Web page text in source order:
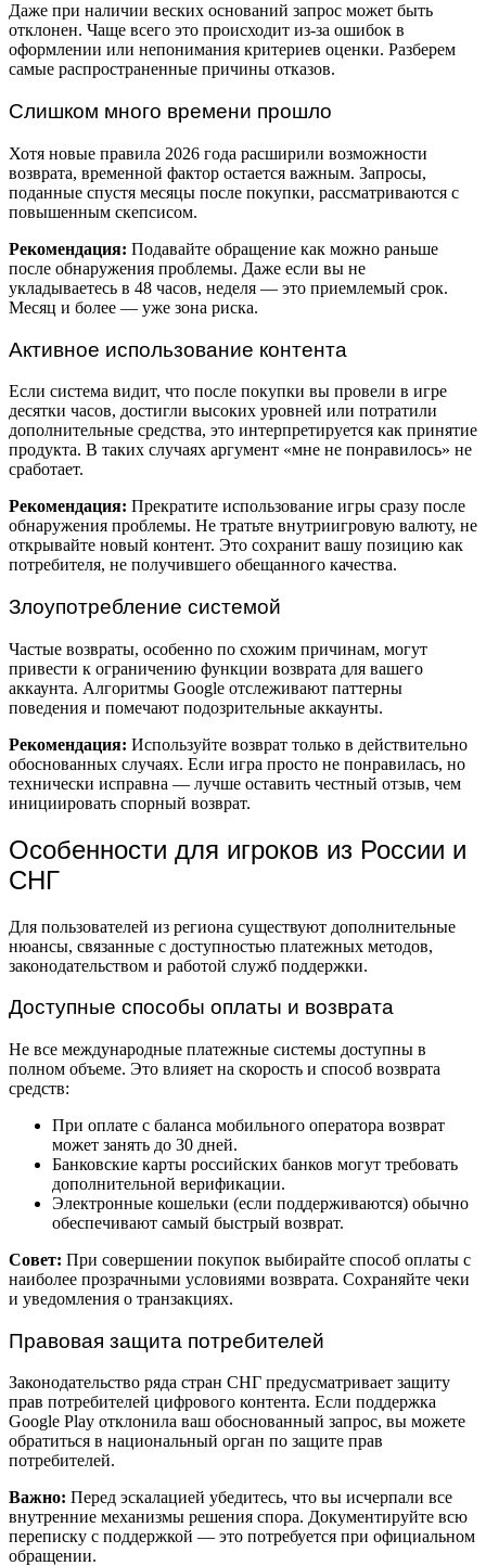
Даже при наличии веских оснований запрос может быть
отклонен. Чаще всего это происходит из-за ошибок в
оформлении или непонимания критериев оценки. Разберем
самые распространенные причины отказов.
Слишком много времени прошло
Хотя новые правила 2026 года расширили возможности
возврата, временной фактор остается важным. Запросы,
поданные спустя месяцы после покупки, рассматриваются с
повышенным скепсисом.
Рекомендация: Подавайте обращение как можно раньше
после обнаружения проблемы. Даже если вы не
укладываетесь в 48 часов, неделя — это приемлемый срок.
Месяц и более — уже зона риска.
Активное использование контента
Если система видит, что после покупки вы провели в игре
десятки часов, достигли высоких уровней или потратили
дополнительные средства, это интерпретируется как принятие
продукта. В таких случаях аргумент «мне не понравилось» не
сработает.
Рекомендация: Прекратите использование игры сразу после
обнаружения проблемы. Не тратьте внутриигровую валюту, не
открывайте новый контент. Это сохранит вашу позицию как
потребителя, не получившего обещанного качества.
Злоупотребление системой
Частые возвраты, особенно по схожим причинам, могут
привести к ограничению функции возврата для вашего
аккаунта. Алгоритмы Google отслеживают паттерны
поведения и помечают подозрительные аккаунты.
Рекомендация: Используйте возврат только в действительно
обоснованных случаях. Если игра просто не понравилась, но
технически исправна — лучше оставить честный отзыв, чем
инициировать спорный возврат.
Особенности для игроков из России и
СНГ
Для пользователей из региона существуют дополнительные
нюансы, связанные с доступностью платежных методов,
законодательством и работой служб поддержки.
Доступные способы оплаты и возврата
Не все международные платежные системы доступны в
полном объеме. Это влияет на скорость и способ возврата
средств:
При оплате с баланса мобильного оператора возврат
может занять до 30 дней.
Банковские карты российских банков могут требовать
дополнительной верификации.
Электронные кошельки (если поддерживаются) обычно
обеспечивают самый быстрый возврат.
Совет: При совершении покупок выбирайте способ оплаты с
наиболее прозрачными условиями возврата. Сохраняйте чеки
и уведомления о транзакциях.
Правовая защита потребителей
Законодательство ряда стран СНГ предусматривает защиту
прав потребителей цифрового контента. Если поддержка
Google Play отклонила ваш обоснованный запрос, вы можете
обратиться в национальный орган по защите прав
потребителей.
Важно: Перед эскалацией убедитесь, что вы исчерпали все
внутренние механизмы решения спора. Документируйте всю
переписку с поддержкой — это потребуется при официальном
обращении.